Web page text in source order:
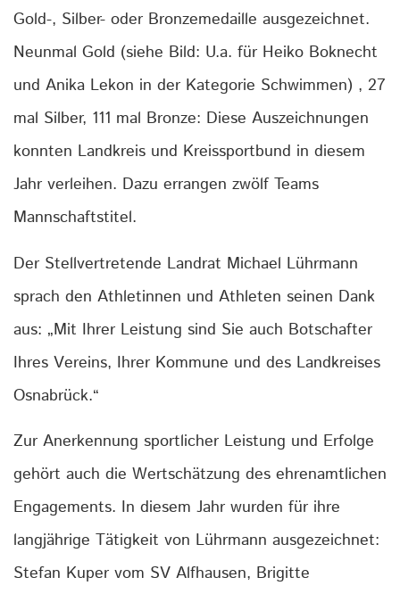
Gold-, Silber- oder Bronzemedaille ausgezeichnet.
Neunmal Gold (siehe Bild: U.a. für Heiko Boknecht
und Anika Lekon in der Kategorie Schwimmen) , 27
mal Silber, 111 mal Bronze: Diese Auszeichnungen
konnten Landkreis und Kreissportbund in diesem
Jahr verleihen. Dazu errangen zwölf Teams
Mannschaftstitel.
Der Stellvertretende Landrat Michael Lührmann
sprach den Athletinnen und Athleten seinen Dank
aus: „Mit Ihrer Leistung sind Sie auch Botschafter
Ihres Vereins, Ihrer Kommune und des Landkreises
Osnabrück.“
Zur Anerkennung sportlicher Leistung und Erfolge
gehört auch die Wertschätzung des ehrenamtlichen
Engagements. In diesem Jahr wurden für ihre
langjährige Tätigkeit von Lührmann ausgezeichnet:
Stefan Kuper vom SV Alfhausen, Brigitte